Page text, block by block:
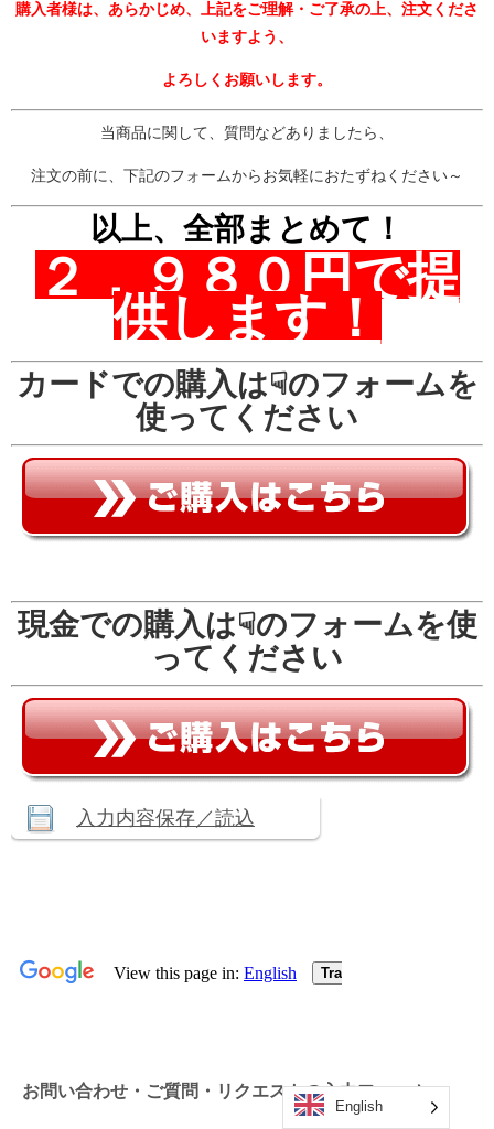
購入者様は、あらかじめ、上記をご理解・ご了承の上、 注文くださ
いますよう、
よろしくお願いします。
当商品に関して、質問などありましたら、
注文の前に、下記のフォームからお気軽におたずねください～
以上、全部まとめて！
２，９８０円で提
供します！
カードでの購入は☟のフォームを
使ってください
現金での購入は☟のフォームを使
ってください
English